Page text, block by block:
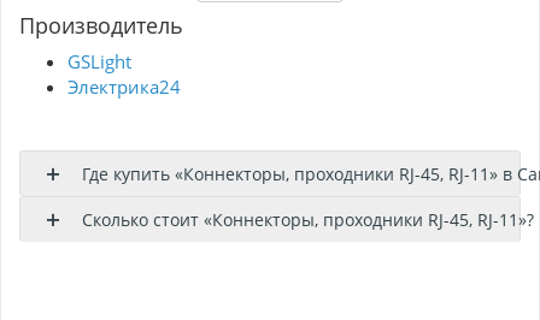
Производитель
GSLight
Электрика24
Где купить «Коннекторы, проходники RJ-45, RJ-11» в
Сколько стоит «Коннекторы, проходники RJ-45, RJ-11»?